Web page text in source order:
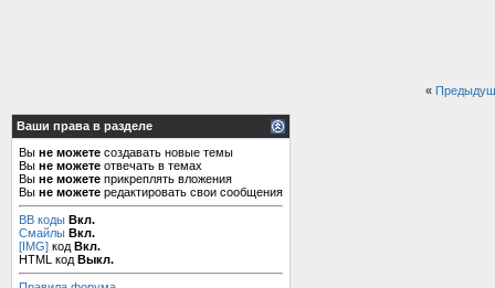
«
Ваши права в разделе
Вы не можете создавать новые темы
Вы не можете отвечать в темах
Вы не можете прикреплять вложения
Вы не можете редактировать свои сообщения
BB коды Вкл.
Смайлы Вкл.
[IMG] код Вкл.
HTML код Выкл.